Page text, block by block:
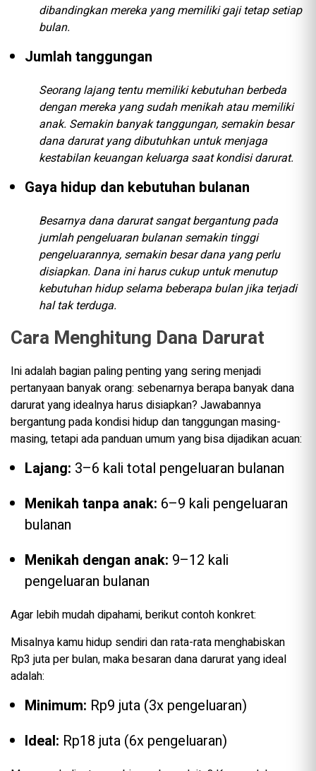
dibandingkan mereka yang memiliki gaji tetap setiap
bulan.
Jumlah tanggungan
Seorang lajang tentu memiliki kebutuhan berbeda
dengan mereka yang sudah menikah atau memiliki
anak. Semakin banyak tanggungan, semakin besar
dana darurat yang dibutuhkan untuk menjaga
kestabilan keuangan keluarga saat kondisi darurat.
Gaya hidup dan kebutuhan bulanan
Besarnya dana darurat sangat bergantung pada
jumlah pengeluaran bulanan semakin tinggi
pengeluarannya, semakin besar dana yang perlu
disiapkan. Dana ini harus cukup untuk menutup
kebutuhan hidup selama beberapa bulan jika terjadi
hal tak terduga.
Cara Menghitung Dana Darurat
Ini adalah bagian paling penting yang sering menjadi
pertanyaan banyak orang: sebenarnya berapa banyak dana
darurat yang idealnya harus disiapkan? Jawabannya
bergantung pada kondisi hidup dan tanggungan masing-
masing, tetapi ada panduan umum yang bisa dijadikan acuan:
Lajang: 3–6 kali total pengeluaran bulanan
Menikah tanpa anak: 6–9 kali pengeluaran
bulanan
Menikah dengan anak: 9–12 kali
pengeluaran bulanan
Agar lebih mudah dipahami, berikut contoh konkret:
Misalnya kamu hidup sendiri dan rata-rata menghabiskan
Rp3 juta per bulan, maka besaran dana darurat yang ideal
adalah:
Minimum: Rp9 juta (3x pengeluaran)
Ideal: Rp18 juta (6x pengeluaran)